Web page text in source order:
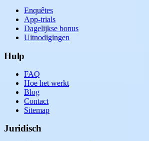
Enquêtes
App-trials
Dagelijkse bonus
Uitnodigingen
Hulp
FAQ
Hoe het werkt
Blog
Contact
Sitemap
Juridisch